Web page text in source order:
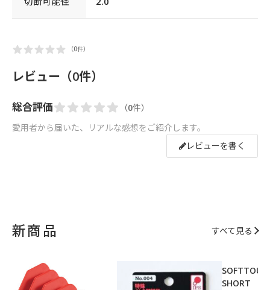
（0件）
レビュー（0件）
総合評価
（0件）
愛用者から届いた、リアルな感想をご紹介します。
レビューを書く
新商品 すべて見る
SHORT 【